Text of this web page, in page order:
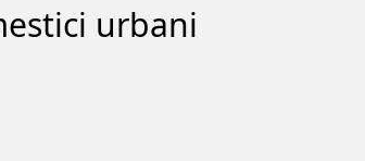
urbani